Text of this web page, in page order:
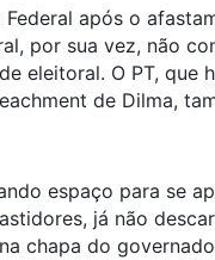
após o
por sua vez, não
eleitoral. O PT, que
de Dilma,
espaço para se
já não
chapa do